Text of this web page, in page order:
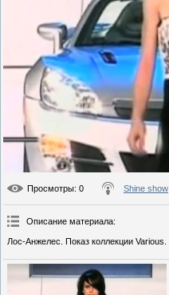
Просмотры: 0 Shine show
Описание материала:
Лос-Анжелес. Показ коллекции Various.